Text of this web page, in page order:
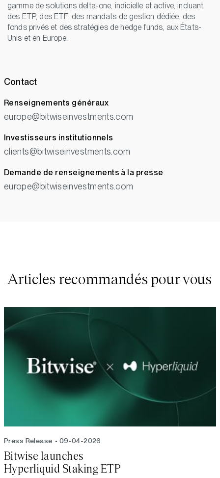
gamme de solutions delta-one, indicielle et active, incluant
des ETP, des ETF, des mandats de gestion dédiée, des
fonds privés et des stratégies de hedge funds, aux États-
Unis et en Europe.
Contact
Renseignements généraux
europe@bitwiseinvestments.com
Investisseurs institutionnels
clients@bitwiseinvestments.com
Demande de renseignements à la presse
europe@bitwiseinvestments.com
Articles recommandés pour vous
Press Release 09-04-2026
Bitwise launches
Hyperliquid Staking ETP